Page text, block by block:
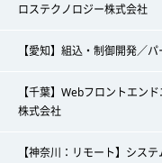
ロステクノロジー株式会社
【愛知】組込・制御開発／
【千葉】Webフロントエン
株式会社
【神奈川：リモート】シス